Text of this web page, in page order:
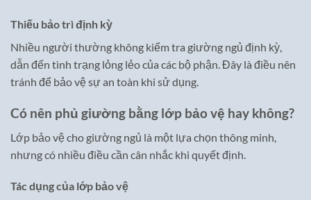
Thiếu bảo trì định kỳ
Nhiều người thường không kiểm tra giường ngủ định kỳ,
dẫn đến tình trạng lỏng lẻo của các bộ phận. Đây là điều nên
tránh để bảo vệ sự an toàn khi sử dụng.
Có nên phủ giường bằng lớp bảo vệ hay không?
Lớp bảo vệ cho giường ngủ là một lựa chọn thông minh,
nhưng có nhiều điều cần cân nhắc khi quyết định.
Tác dụng của lớp bảo vệ